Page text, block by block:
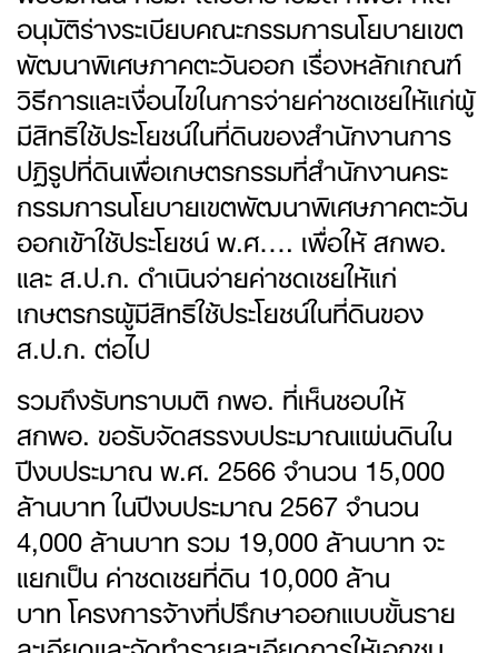
อนุมัติร่างระเบียบคณะกรรมการนโยบายเขต
พัฒนาพิเศษภาคตะวันออก เรื่องหลักเกณฑ์
วิธีการและเงื่อนไขในการจ่ายค่าชดเชยให้แก่ผู้
มีสิทธิใช้ประโยชน์ในที่ดินของสำนักงานการ
ปฏิรูปที่ดินเพื่อเกษตรกรรมที่สำนักงานคระ
กรรมการนโยบายเขตพัฒนาพิเศษภาคตะวัน
ออกเข้าใช้ประโยชน์ พ.ศ…. เพื่อให้ สกพอ.
และ ส.ป.ก. ดำเนินจ่ายค่าชดเชยให้แก่
เกษตรกรผู้มีสิทธิใช้ประโยชน์ในที่ดินของ
ส.ป.ก. ต่อไป
รวมถึงรับทราบมติ กพอ. ที่เห็นชอบให้
สกพอ. ขอรับจัดสรรงบประมาณแผ่นดินใน
ปีงบประมาณ พ.ศ. 2566 จำนวน 15,000
ล้านบาท ในปีงบประมาณ 2567 จำนวน
4,000 ล้านบาท รวม 19,000 ล้านบาท จะ
แยกเป็น ค่าชดเชยที่ดิน 10,000 ล้าน
บาท โครงการจ้างที่ปรึกษาออกแบบขั้นราย